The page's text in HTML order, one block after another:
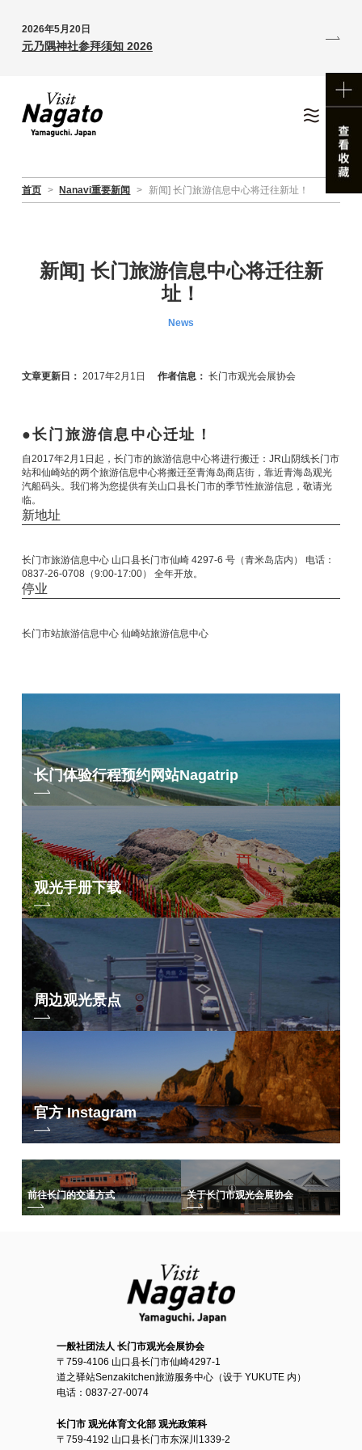
2026年5月20日
元乃隅神社参拜须知 2026
首页 > Nanavi重要新闻 > 新闻] 长门旅游信息中心将迁往新址！
新闻] 长门旅游信息中心将迁往新
址！
News
文章更新日： 2017年2月1日 作者信息： 长门市观光会展协会
长门旅游信息中心迁址！
自2017年2月1日起，长门市的旅游信息中心将进行搬迁：JR山阴线长门市
站和仙崎站的两个旅游信息中心将搬迁至青海岛商店街，靠近青海岛观光
汽船码头。我们将为您提供有关山口县长门市的季节性旅游信息，敬请光
临。
新地址
长门市旅游信息中心 山口县长门市仙崎 4297-6 号（青米岛店内） 电话：
0837-26-0708（9:00-17:00） 全年开放。
停业
长门市站旅游信息中心 仙崎站旅游信息中心
长门体验行程预约网站Nagatrip
观光手册下载
周边观光景点
官方 Instagram
前往长门的交通方式 关于长门市观光会展协会
一般社团法人 长门市观光会展协会
〒759-4106 山口县长门市仙崎4297-1
道之驿站Senzakitchen旅游服务中心（设于 YUKUTE 内）
电话：0837-27-0074
长门市 观光体育文化部 观光政策科
〒759-4192 山口县长门市东深川1339-2